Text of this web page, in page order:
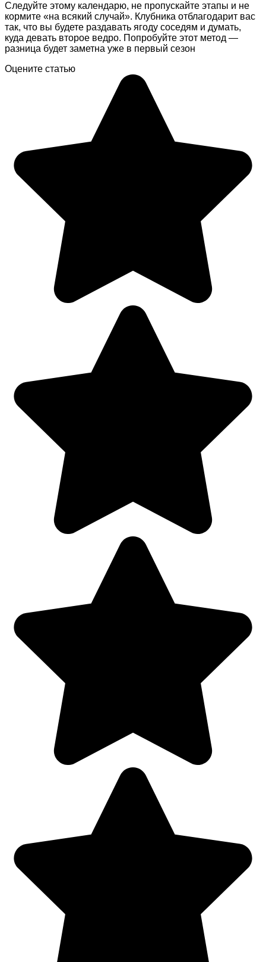
Следуйте этому календарю, не пропускайте этапы и не
кормите «на всякий случай». Клубника отблагодарит вас
так, что вы будете раздавать ягоду соседям и думать,
куда девать второе ведро. Попробуйте этот метод —
разница будет заметна уже в первый сезон
Оцените статью